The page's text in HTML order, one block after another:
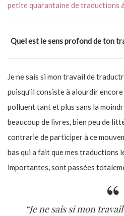
petite quarantaine de traductions
Quel est le sens profond de ton
Je ne sais si mon travail de
puisqu’il consiste à alourdir
polluent tant et plus sans la
beaucoup de livres, bien peu de
contrarie de participer à ce
bas qui a fait que mes traductions
importantes, sont passées
“Je ne sais si mon